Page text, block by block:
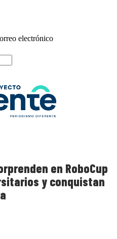
electrónico
en RoboCup
y conquistan